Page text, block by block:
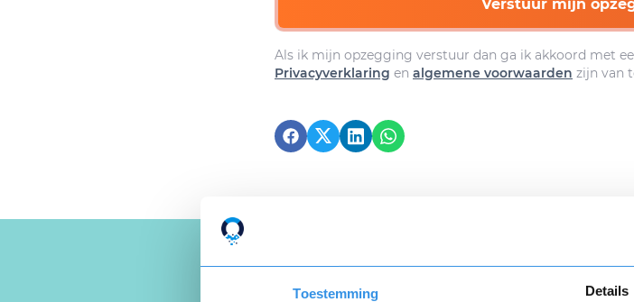
Toestemming Details
Verstuur mijn
Als ik mijn opzegging verstuur dan ga ik akkoord met
Privacyverklaring en algemene voorwaarden zijn van